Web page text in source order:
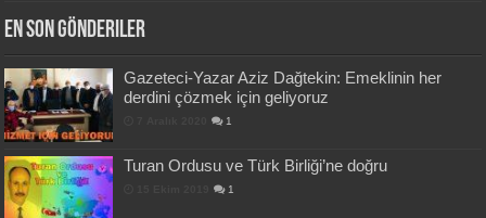
En Son Gönderiler
Gazeteci-Yazar Aziz Dağtekin: Emeklinin her
derdini çözmek için geliyoruz
1
Turan Ordusu ve Türk Birliği’ne doğru
1